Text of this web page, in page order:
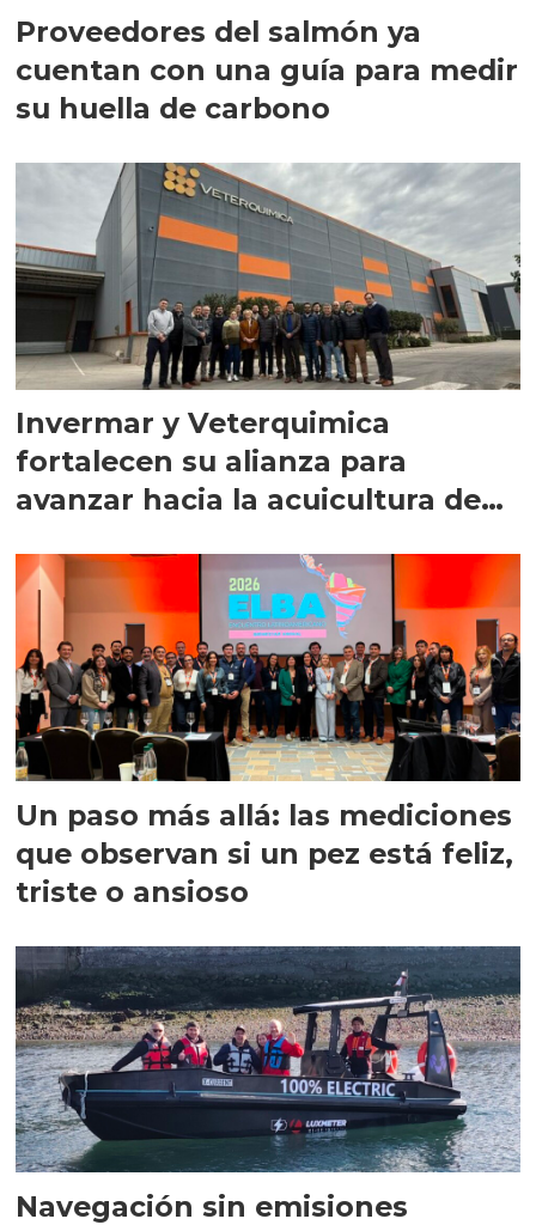
Proveedores del salmón ya
cuentan con una guía para medir
su huella de carbono
Invermar y Veterquimica
fortalecen su alianza para
avanzar hacia la acuicultura de
Un paso más allá: las mediciones
que observan si un pez está feliz,
triste o ansioso
Navegación sin emisiones